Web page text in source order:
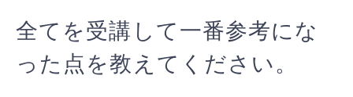
全てを受講して一番参考にな
った点を教えてください。